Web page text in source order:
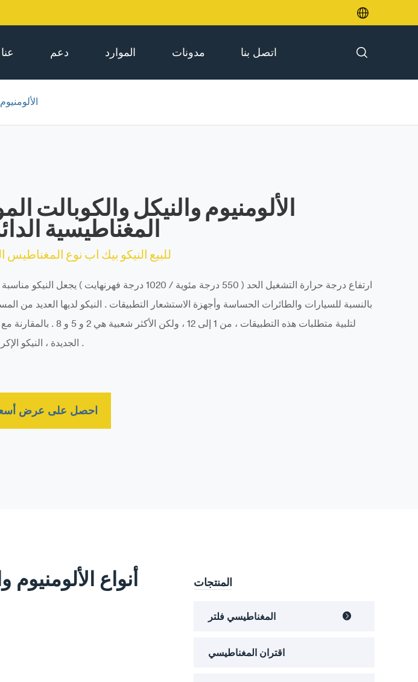

عنا دعم الموارد مدونات اتصل بنا 
الألومنيوم والنيكل والكوبالت
المغناطيسية
للبيع النيكو بيك اب نوع المغناطيس
ارتفاع درجة حرارة التشغيل الحد ( 550 درجة مئوية / 1020 درجة فهرنهايت ) يجعل
بالنسبة للسيارات والطائرات الحساسة وأجهزة الاستشعار التطبيقات . النيكو لديها العديد من
لتلبية متطلبات هذه التطبيقات ، من 1 إلى 12 ، ولكن الأكثر شعبية
الجديدة ، النيكو الإكراه أقل .
احصل على عرض
أنواع الألومنيوم المنتجات
المغناطيسي فلتر 
اقتران المغناطيسي